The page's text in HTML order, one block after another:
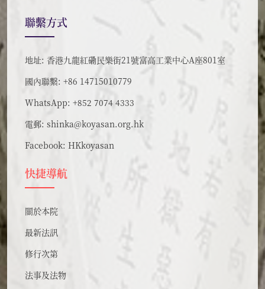
聯繫方式
地址: 香港九龍紅磡民樂街21號富高工業中心A座801室
國內聯繫: +86 14715010779
WhatsApp: +852 7074 4333
電郵: shinka@koyasan.org.hk
Facebook: HKkoyasan
快捷導航
關於本院
最新法訊
修行次第
法事及法物